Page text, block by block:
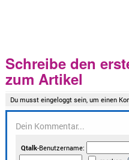
Schreibe den
zum Artikel